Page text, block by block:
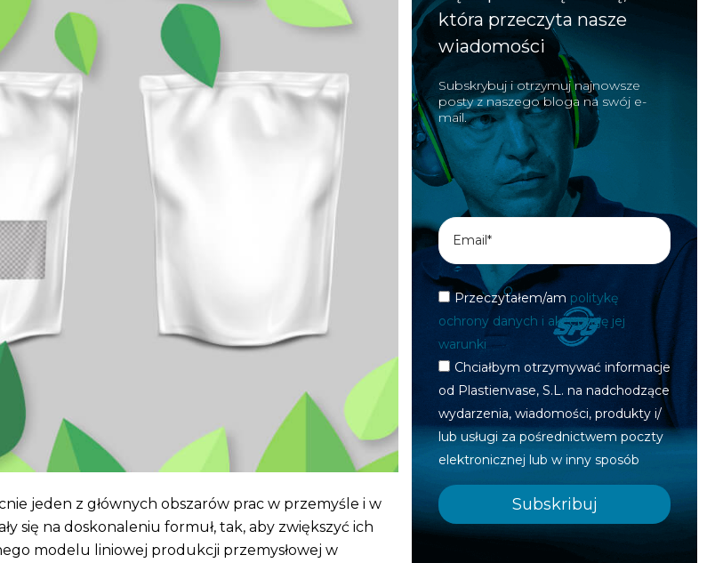
jeden z głównych obszarów prac w przemyśle i w
się na doskonaleniu formuł, tak, aby zwiększyć ich
modelu liniowej produkcji przemysłowej w
która przeczyta nasze
wiadomości
Subskrybuj i otrzymuj najnowsze
posty z naszego bloga na swój e-
mail.
Przeczytałem/am politykę
ochrony danych i akceptuję jej
warunki
Chciałbym otrzymywać informacje
od Plastienvase, S.L. na nadchodzące
wydarzenia, wiadomości, produkty i/
lub usługi za pośrednictwem poczty
elektronicznej lub w inny sposób